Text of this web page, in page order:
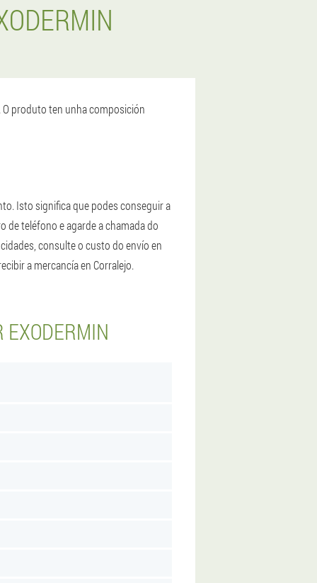
O produto ten unha composición
Isto significa que podes conseguir a
de teléfono e agarde a chamada do
consulte o custo do envío en
a mercancía en Corralejo.
EXODERMIN